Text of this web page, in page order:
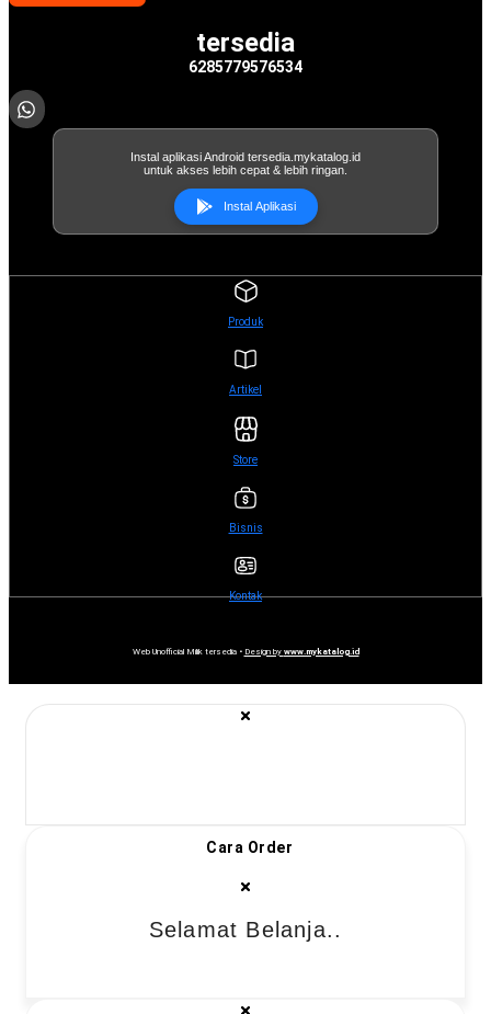
tersedia
6285779576534
Instal aplikasi Android tersedia.mykatalog.id
untuk akses lebih cepat & lebih ringan.
Instal Aplikasi
Produk
Artikel
Store
Bisnis
Kontak
Web Unofficial Milik tersedia • Design by www.mykatalog.id
Cara Order
Selamat Belanja..